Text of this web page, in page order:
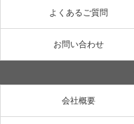
よくあるご質問
お問い合わせ
会社概要